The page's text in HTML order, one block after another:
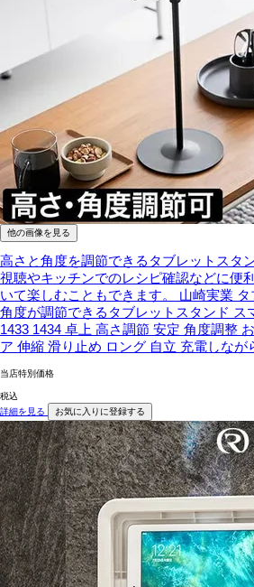
他の画像を見る
高さと角度を調節できるタブレットスタ
視聴やキッチンでのレシピ確認などに便
いて楽しむこともできます。
山崎実業
角度が調節できるタブレットスタンド ス
1433 1434 卓上 高さ調節 安定 角度調整
ア 伸縮 滑り止め ロング 自立 充電しなが
当店特別価格
税込
詳細を見る
お気に入りに登録する